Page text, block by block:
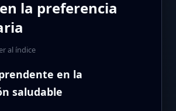
la preferencia
al índice
en la
saludable